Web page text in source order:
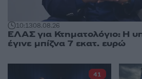
10:1308.08.26
ΕΛΑΣ για Κτηματολόγιο: Η
έγινε μπίζνα 7 εκατ. ευρώ
41